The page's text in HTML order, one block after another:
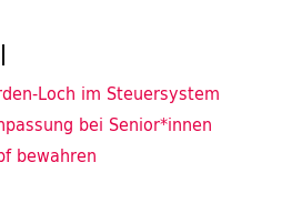
Loch im Steuersystem
bei Senior*innen
bewahren